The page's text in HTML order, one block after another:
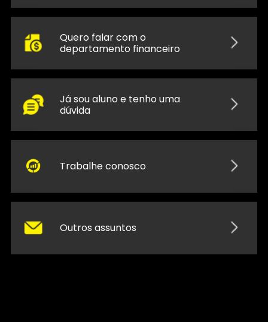
Quero falar com o
departamento financeiro
Já sou aluno e tenho uma
dúvida
Trabalhe conosco
Outros assuntos